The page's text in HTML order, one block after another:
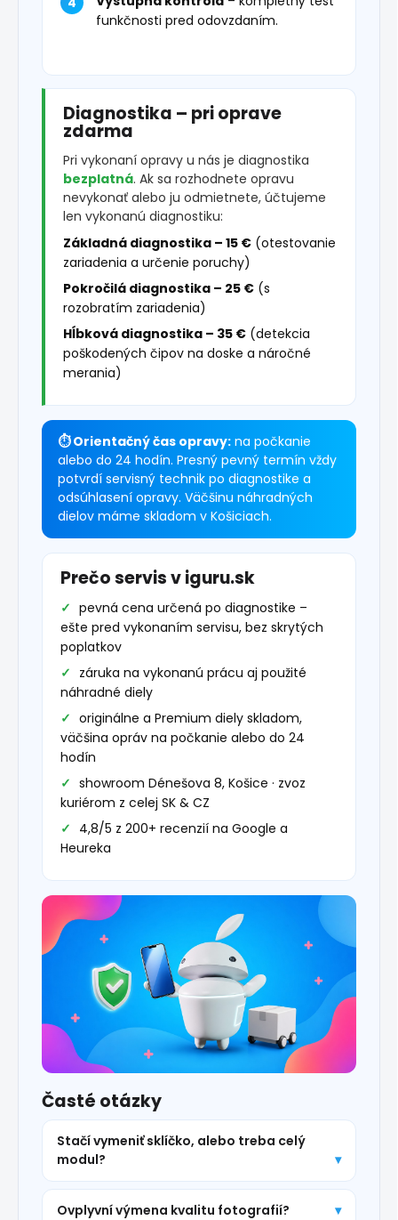
funkčnosti pred odovzdaním.
Diagnostika – pri oprave
zdarma
Pri vykonaní opravy u nás je diagnostika
bezplatná. Ak sa rozhodnete opravu
nevykonať alebo ju odmietnete, účtujeme
len vykonanú diagnostiku:
Základná diagnostika – 15 € (otestovanie
zariadenia a určenie poruchy)
Pokročilá diagnostika – 25 € (s
rozobratím zariadenia)
Hĺbková diagnostika – 35 € (detekcia
poškodených čipov na doske a náročné
merania)
⏱ Orientačný čas opravy: na počkanie
alebo do 24 hodín. Presný pevný termín vždy
potvrdí servisný technik po diagnostike a
odsúhlasení opravy. Väčšinu náhradných
dielov máme skladom v Košiciach.
Prečo servis v iguru.sk
pevná cena určená po diagnostike –
ešte pred vykonaním servisu, bez skrytých
poplatkov
záruka na vykonanú prácu aj použité
náhradné diely
originálne a Premium diely skladom,
väčšina opráv na počkanie alebo do 24
hodín
showroom Dénešova 8, Košice · zvoz
kuriérom z celej SK & CZ
4,8/5 z 200+ recenzií na Google a
Heureka
Časté otázky
Stačí vymeniť sklíčko, alebo treba celý
modul?
Ovplyvní výmena kvalitu fotografií?